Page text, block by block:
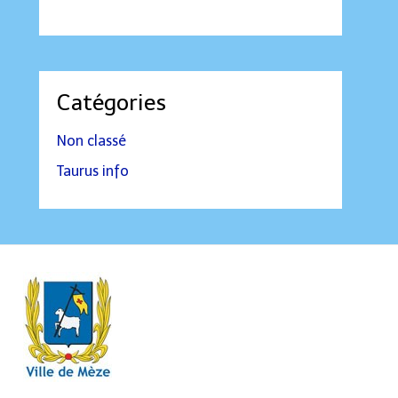
Catégories
Non classé
Taurus info